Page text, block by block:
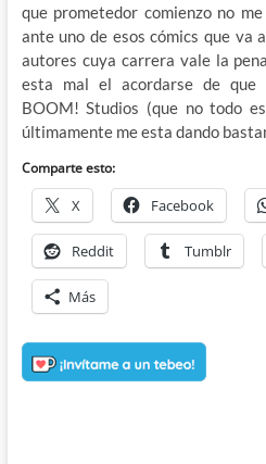
que prometedor comienzo no
ante uno de esos cómics que va
autores cuya carrera vale la
esta mal el acordarse de que
BOOM! Studios (que no todo
últimamente me esta dando
Comparte esto:
X Facebook
Reddit Tumblr
Más